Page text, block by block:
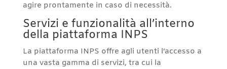
agire prontamente in caso di necessità.
Servizi e funzionalità all’interno
della piattaforma INPS
La piattaforma INPS offre agli utenti l’accesso a
una vasta gamma di servizi, tra cui la